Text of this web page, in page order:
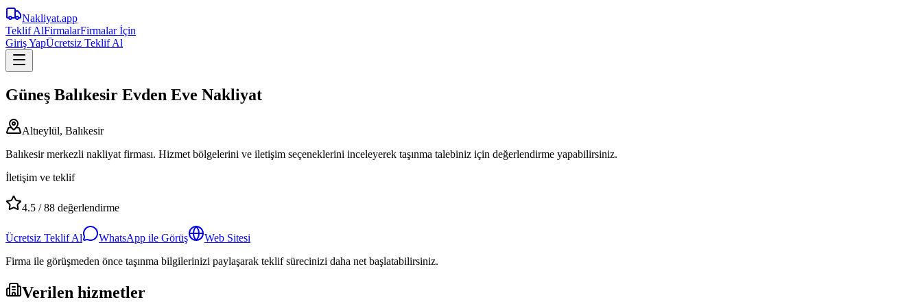
Nakliyat.app
Teklif AlFirmalarFirmalar İçin
Giriş YapÜcretsiz Teklif Al
Güneş Balıkesir Evden Eve Nakliyat
Altıeylül, Balıkesir
Balıkesir merkezli nakliyat firması. Hizmet bölgelerini ve iletişim seçeneklerini inceleyerek taşınma talebiniz için değerlendirme yapabilirsiniz.
İletişim ve teklif
4.5 /88 değerlendirme
Ücretsiz Teklif Al WhatsApp ile Görüş
Web Sitesi
Firma ile görüşmeden önce taşınma bilgilerinizi paylaşarak teklif sürecinizi daha net başlatabilirsiniz.
Verilen hizmetler